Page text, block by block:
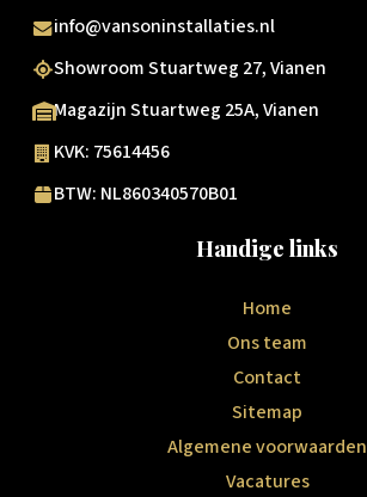
info@vansoninstallaties.nl
Showroom Stuartweg 27, Vianen
Magazijn Stuartweg 25A, Vianen
KVK: 75614456
BTW: NL860340570B01
Handige links
Home
Ons team
Contact
Sitemap
Algemene voorwaarden
Vacatures